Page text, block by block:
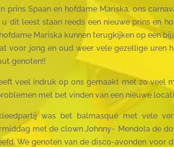
prins Spaan en hofdame Mariska, ons
u dit leest staan reeds een nieuwe prins en
Mariska kunnen terugkijken op een
voor jong en oud weer vele gezellige uren
genoten!!
veel indruk op ons gemaakt met zo veel
met bet vinden van een nieuwe
was bet balmasqué met vele
met de clown Johnny~ Mendola de
We genoten van de disco-avonden voor